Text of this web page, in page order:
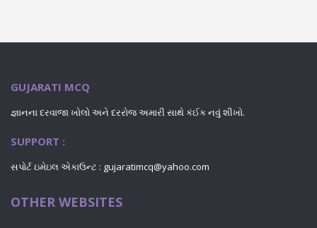
GUJARATI MCQ
જ્ઞાનના દરવાજા ખોલો અને દરરોજ અમારી સાથે કંઈક નવું શીખો.
SUPPORT :
સપોર્ટ ઇમેઇલ એકાઉન્ટ : gujaratimcq@yahoo.com
OTHER WEBSITES